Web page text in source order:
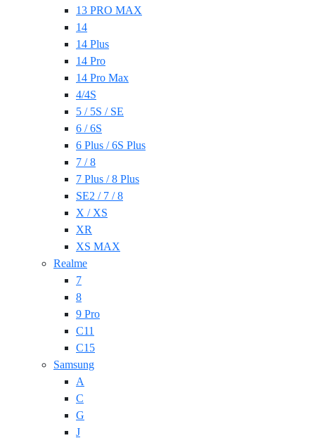
13 PRO MAX
14
14 Plus
14 Pro
14 Pro Max
4/4S
5 / 5S / SE
6 / 6S
6 Plus / 6S Plus
7 / 8
7 Plus / 8 Plus
SE2 / 7 / 8
X / XS
XR
XS MAX
Realme
7
8
9 Pro
C11
C15
Samsung
A
C
G
J